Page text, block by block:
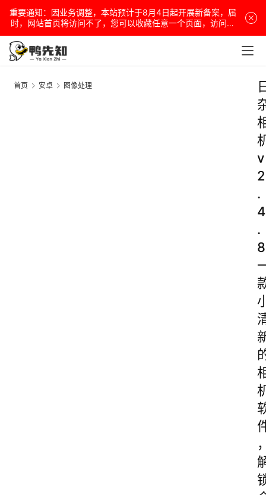
重要通知：因业务调整，本站预计于8月4日起开展新备案，届
时，网站首页将访问不了，您可以收藏任意一个页面，访问网
站！
首页 安卓 图像处理
v
2
.
4
.
8